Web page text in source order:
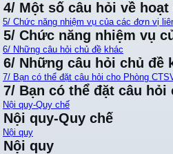
4/ Một số câu hỏi về
5/ Chức năng nhiệm vụ của các đơn vị
5/ Chức năng nhiệm vụ
6/ Những câu hỏi chủ đề khác
6/ Những câu hỏi chủ đề
7/ Bạn có thể đặt câu hỏi cho Phòng
7/ Bạn có thể đặt câu hỏi
Nội quy-Quy chế
Nội quy-Quy chế
Nội quy
Nội quy